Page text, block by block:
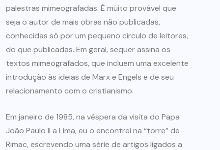
palestras mimeografadas. É muito provável que
seja o autor de mais obras não publicadas,
conhecidas só por um pequeno círculo de leitores,
do que publicadas. Em geral, sequer assina os
textos mimeografados, que incluem uma excelente
introdução às ideias de Marx e Engels e de seu
relacionamento com o cristianismo.
Em janeiro de 1985, na véspera da visita do Papa
João Paulo II a Lima, eu o encontrei na “torre” de
Rimac, escrevendo uma série de artigos ligados a